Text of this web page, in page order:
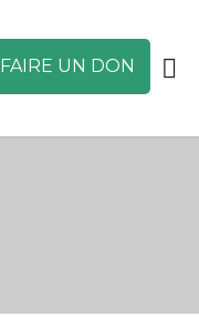
FAIRE UN DON